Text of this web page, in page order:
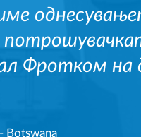
Фротком на
Botswana